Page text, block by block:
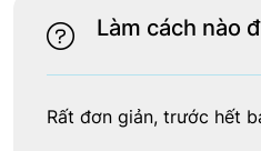
Làm cách nào
Rất đơn giản, trước hết